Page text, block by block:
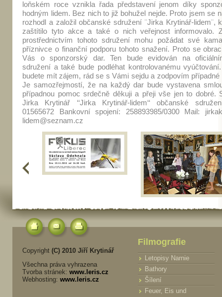
loňském roce vznikla řada představení jenom díky
hodným lidem. Bez nich to již bohužel nejde. Proto jsem se
rozhodl a založil občanské sdružení ¨Jirka Krytinář-lidem¨,
zaštítilo tyto akce a také o nich veřejnost informovalo.
prostřednictvím tohoto sdružení mohu požádat své
příznivce o finanční podporu tohoto snažení. Proto se
Vás o sponzorský dar. Ten bude evidován na
sdružení a také bude podléhat kontrolovanému
budete mít zájem, rád se s Vámi sejdu a zodpovím případné
Je samozřejmostí, že na každý dar bude vystavena
případnou pomoc srdečně děkuji a přeji vše jen to dobré.
Jirka Krytinář ‘‘Jirka Krytinář-lidem‘‘ občanské
01565672 Bankovní spojení: 258893985/0300 Mail:
lidem@seznam.cz
<
Copyright (C) 2010 Jiří Krytinář
Všechna práva vyhrazena
Tvorba stránek: www.leris.cz
Webhosting: www.leris.cz
Filmografie
Letopisy Narnie
Bathory
Šílení
Feuer, Eis und